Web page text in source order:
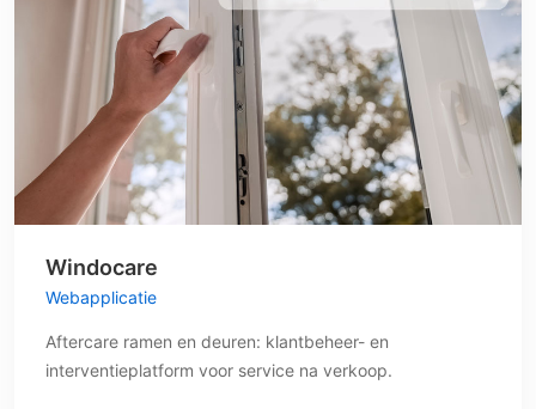
Windocare
Webapplicatie
Aftercare ramen en deuren: klantbeheer- en
interventieplatform voor service na verkoop.